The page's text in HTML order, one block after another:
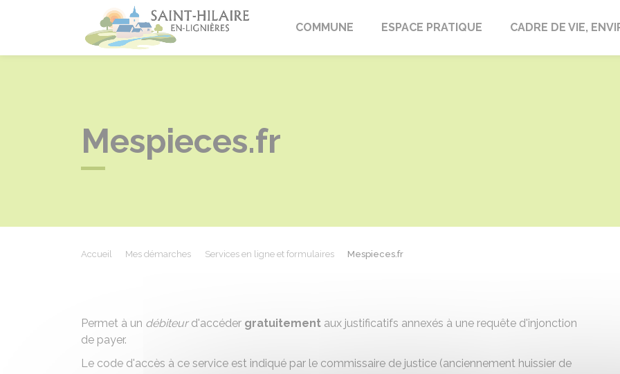
Saint-Hilaire-en-Lignières
COMMUNE ESPACE PRATIQUE CADRE DE VIE,
Mespieces.fr
Accueil Mes démarches Services en ligne et formulaires Mespieces.fr
Permet à un débiteurd'accéder gratuitement aux justificatifs annexés à une requête d'injonction
de payer.
Le code d'accès à ce service est indiqué par le commissaire de justice (anciennement huissier de